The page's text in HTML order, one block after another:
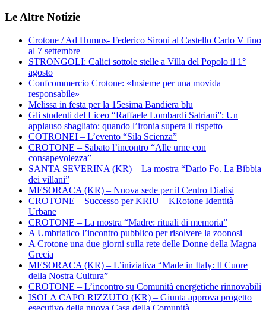
Le Altre Notizie
Crotone / Ad Humus- Federico Sironi al Castello Carlo V fino
al 7 settembre
STRONGOLI: Calici sottole stelle a Villa del Popolo il 1°
agosto
Confcommercio Crotone: «Insieme per una movida
responsabile»
Melissa in festa per la 15esima Bandiera blu
Gli studenti del Liceo “Raffaele Lombardi Satriani”: Un
applauso sbagliato: quando l’ironia supera il rispetto
COTRONEI – L’evento “Sila Scienza”
CROTONE – Sabato l’incontro “Alle urne con
consapevolezza”
SANTA SEVERINA (KR) – La mostra “Dario Fo. La Bibbia
dei villani”
MESORACA (KR) – Nuova sede per il Centro Dialisi
CROTONE – Successo per KRIU – KRotone Identità
Urbane
CROTONE – La mostra “Madre: rituali di memoria”
A Umbriatico l’incontro pubblico per risolvere la zoonosi
A Crotone una due giorni sulla rete delle Donne della Magna
Grecia
MESORACA (KR) – L’iniziativa “Made in Italy: Il Cuore
della Nostra Cultura”
CROTONE – L’incontro su Comunità energetiche rinnovabili
ISOLA CAPO RIZZUTO (KR) – Giunta approva progetto
esecutivo della nuova Casa della Comunità